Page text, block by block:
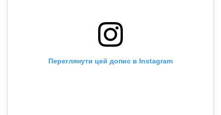
Переглянути цей допис в Instagram